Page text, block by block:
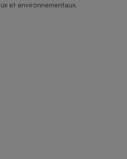
et environnementaux.